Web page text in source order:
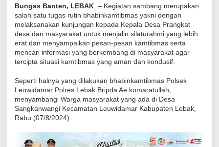
m
i
A
n
g
t
B
h
Bungas Banten, LEBAK – Kegiatan sambang merupakan
salah satu tugas rutin bhabinkamtibmas yakni dengan
melaksanakan kunjungan kepada Kepala Desa Prangkat
desa dan masyarakat untuk menjalin silaturahmi yang lebih
erat dan menyampaikan pesan-pesan kamtibmas serta
mencari informasi yang berkembang di masyarakat agar
tercipta situasi kamtibmas yang aman dan kondusif.
Seperti halnya yang dilakukan bhabinkamtibmas Polsek
Leuwidamar Polres Lebak Bripda Ae komaratullah,
menyambangi Warga masyarakat yang ada di Desa
Sangkanwangi Kecamatan Leuwidamar Kabupaten Lebak,
Rabu (07/8/2024).